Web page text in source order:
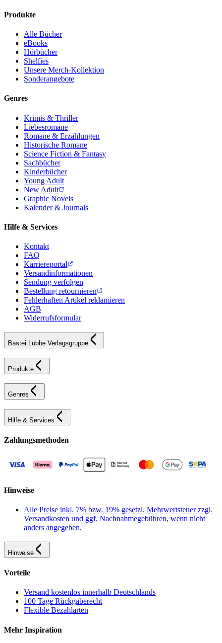
Produkte
Alle Bücher
eBooks
Hörbücher
Shelfies
Unsere Merch-Kollektion
Sonderangebote
Genres
Krimis & Thriller
Liebesromane
Romane & Erzählungen
Historische Romane
Science Fiction & Fantasy
Sachbücher
Kinderbücher
Young Adult
New Adult
Graphic Novels
Kalender & Journals
Hilfe & Services
Kontakt
FAQ
Karriereportal
Versandinformationen
Sendung verfolgen
Bestellung retournieren
Fehlerhaften Artikel reklamieren
AGB
Widerrufsformular
Bastei Lübbe Verlagsgruppe
Produkte
Genres
Hilfe & Services
Zahlungsmethoden
Hinweise
Alle Preise inkl. 7% bzw. 19% gesetzl. Mehrwertsteuer zzgl.
Versandkosten und ggf. Nachnahmegebühren, wenn nicht
anders angegeben.
Hinweise
Vorteile
Versand kostenlos innerhalb Deutschlands
100 Tage Rückgaberecht
Flexible Bezahlarten
Mehr Inspiration